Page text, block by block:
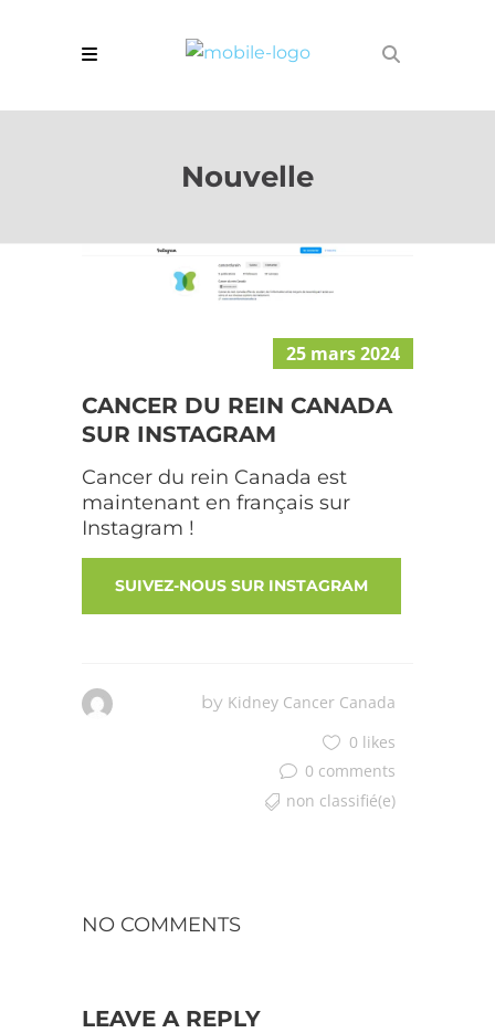
Nouvelle
25 mars 2024
CANCER DU REIN CANADA
SUR INSTAGRAM
Cancer du rein Canada est
maintenant en français sur
Instagram !
SUIVEZ-NOUS SUR INSTAGRAM
by Kidney Cancer Canada
0 likes
0 comments
non classifié(e)
NO COMMENTS
LEAVE A REPLY